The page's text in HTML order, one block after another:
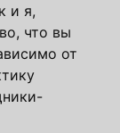
и я,
что вы
от